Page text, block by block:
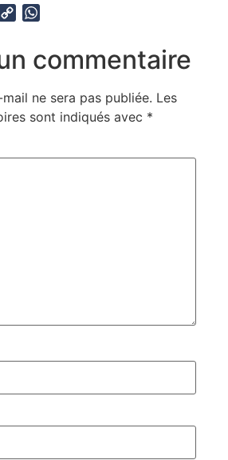
Threads
Copy
commentaire
ne sera pas publiée. Les
sont indiqués avec *